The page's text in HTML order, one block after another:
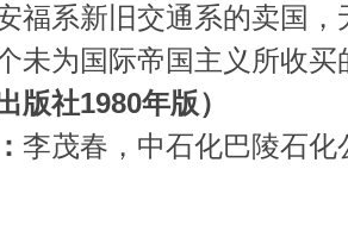
福系新旧交通系的卖国
未为国际帝国主义所收买
版社1980年版）
李茂春，中石化巴陵石